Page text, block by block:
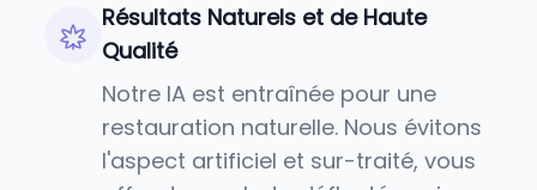
Résultats Naturels et de Haute
Qualité
Notre IA est entraînée pour une
restauration naturelle. Nous évitons
l'aspect artificiel et sur-traité, vous